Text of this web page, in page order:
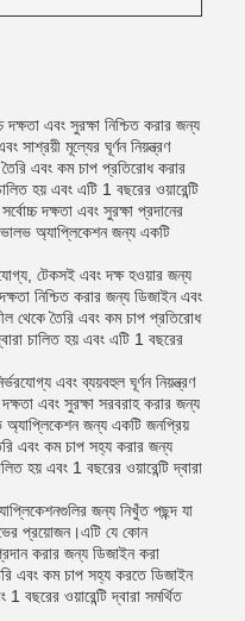
দক্ষতা এবং সুরক্ষা নিশ্চিত করার জন্য
সাশ্রয়ী মূল্যের ঘূর্ণন নিয়ন্ত্রণ
এবং কম চাপ প্রতিরোধ করার
হয় এবং এটি 1 বছরের ওয়ারেন্টি
দক্ষতা এবং সুরক্ষা প্রদানের
অ্যাপ্লিকেশন জন্য একটি
টেকসই এবং দক্ষ হওয়ার জন্য
নিশ্চিত করার জন্য ডিজাইন এবং
থেকে তৈরি এবং কম চাপ প্রতিরোধ
চালিত হয় এবং এটি 1 বছরের
এবং ব্যয়বহুল ঘূর্ণন নিয়ন্ত্রণ
এবং সুরক্ষা সরবরাহ করার জন্য
জন্য একটি জনপ্রিয়
এবং কম চাপ সহ্য করার জন্য
হয় এবং 1 বছরের ওয়ারেন্টি দ্বারা
জন্য নিখুঁত পছন্দ যা
প্রয়োজন।এটি যে কোন
করার জন্য ডিজাইন করা
এবং কম চাপ সহ্য করতে ডিজাইন
বছরের ওয়ারেন্টি দ্বারা সমর্থিত